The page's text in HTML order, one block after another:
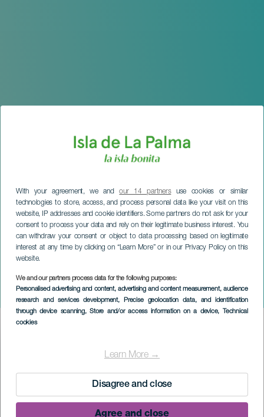
With your agreement, we andour 14 partnersuse cookies or similar
technologies to store, access, and process personal data like your visit on this
website, IP addresses and cookie identifiers. Some partners do not ask for your
consent to process your data and rely on their legitimate business interest. You
can withdraw your consent or object to data processing based on legitimate
interest at any time by clicking on “Learn More” or in our Privacy Policy on this
website.
We and our partners process data for the following purposes:
Personalised advertising and content, advertising and content measurement, audience
research and services development, Precise geolocation data, and identification
through device scanning, Store and/or access information on a device, Technical
cookies
Learn More →
Disagree and close
Agree and close
Aduares in concerto
LA PALMA
Imagen